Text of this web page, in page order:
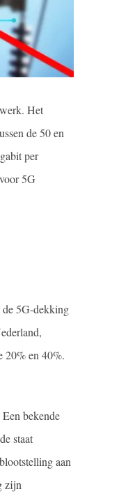
Het
de 50 en
per
5G
de 5G-dekking
20% en 40%.
bekende
staat
aan
zijn